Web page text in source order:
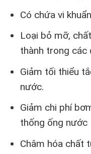
Có chứa vi
Loại bỏ mỡ,
thành trong
Giảm tối thiểu
nước.
Giảm chi phí
thống ống nước
Châm hóa chất